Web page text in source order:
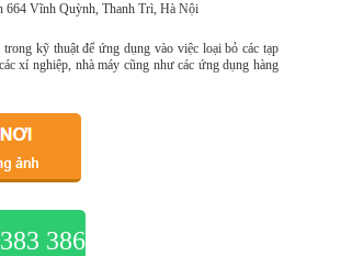
Vĩnh Quỳnh, Thanh Trì, Hà Nội
kỹ thuật để ứng dụng vào việc loại bỏ các tạp
xí nghiệp, nhà máy cũng như các ứng dụng hàng
386